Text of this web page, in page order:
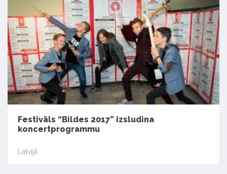
Festivāls “Bildes 2017” izsludina
koncertprogrammu
Latvijā